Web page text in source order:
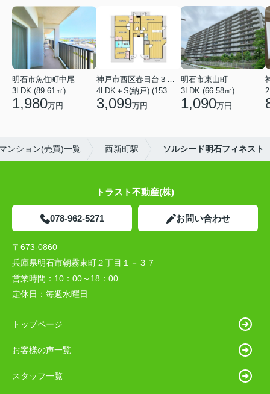
明石市魚住町中尾
3LDK (89.61㎡)
1,980万円
神戸市西区春日台３丁目
4LDK＋S(納戸) (153.86㎡)
3,099万円
明石市東山町
3LDK (66.58㎡)
1,090万円
ンション(売買)一覧 西新町駅 ソルシード明石フィネスト
トラスト不動産(株)
078-962-5271 お問い合わせ
〒673-0860
兵庫県明石市朝霧東町２丁目１－３７
営業時間： 10：00～18：00
定休日： 毎週水曜日
トップページ
お客様の声一覧
スタッフ一覧